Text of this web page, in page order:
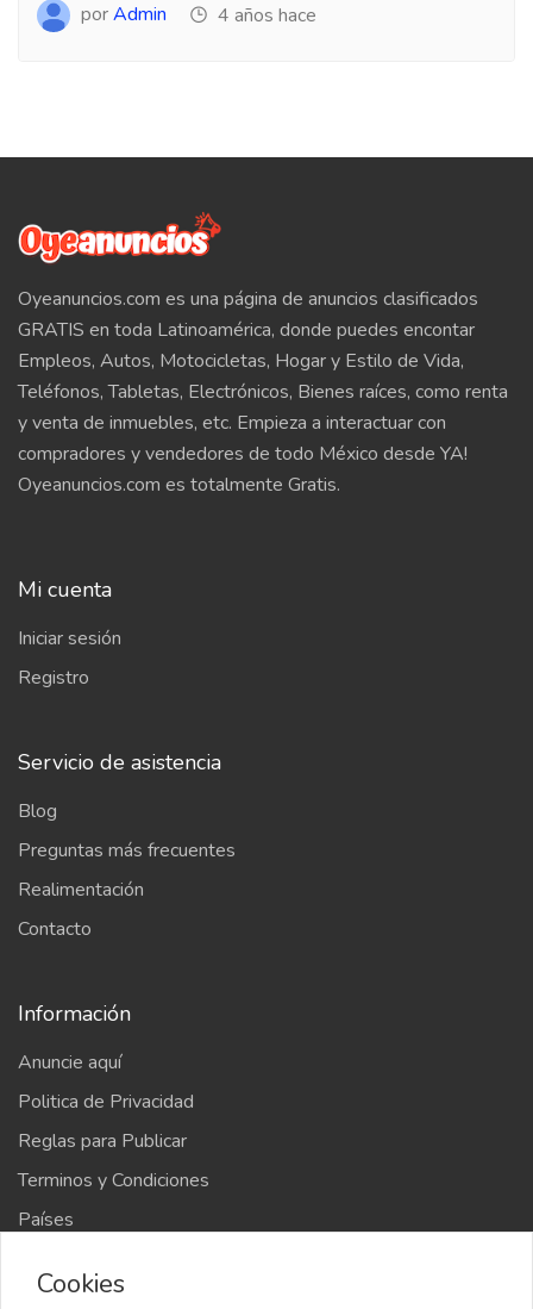
porAdmin 4 años hace
Oyeanuncios.com es una página de anuncios clasificados
GRATIS en toda Latinoamérica, donde puedes encontar
Empleos, Autos, Motocicletas, Hogar y Estilo de Vida,
Teléfonos, Tabletas, Electrónicos, Bienes raíces, como renta
y venta de inmuebles, etc. Empieza a interactuar con
compradores y vendedores de todo México desde YA!
Oyeanuncios.com es totalmente Gratis.
Mi cuenta
Iniciar sesión
Registro
Servicio de asistencia
Blog
Preguntas más frecuentes
Realimentación
Contacto
Información
Anuncie aquí
Politica de Privacidad
Reglas para Publicar
Terminos y Condiciones
Países
Cookies